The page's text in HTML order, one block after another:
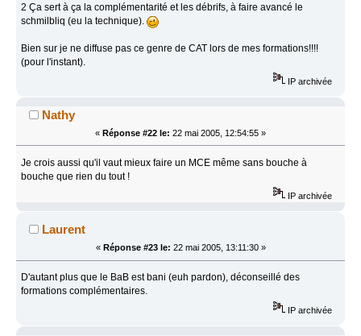
2 Ça sert à ça la complémentarité et les débrifs, à faire avancé le
schmilbliq (eu la technique).
Bien sur je ne diffuse pas ce genre de CAT lors de mes formations!!!!
(pour l'instant).
IP archivée
Nathy
« Réponse #22 le: 22 mai 2005, 12:54:55 »
Je crois aussi qu'il vaut mieux faire un MCE même sans bouche à
bouche que rien du tout !
IP archivée
Laurent
« Réponse #23 le: 22 mai 2005, 13:11:30 »
D'autant plus que le BaB est bani (euh pardon), déconseillé des
formations complémentaires.
IP archivée